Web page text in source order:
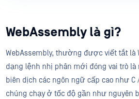
WebAssembly là gì?
WebAssembly, thường được viết tắt là
dạng lệnh nhị phân mới đóng vai trò
biên dịch các ngôn ngữ cấp cao như C
chúng chạy ở tốc độ gần như nguyên